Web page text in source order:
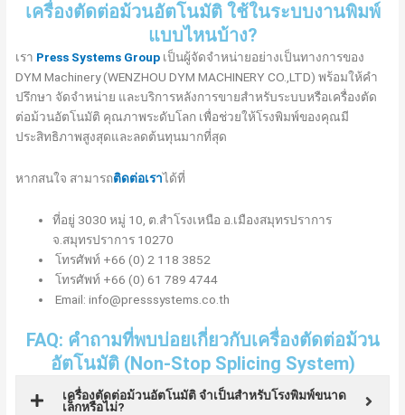
เครื่องตัดต่อม้วนอัตโนมัติ ใช้ในระบบงานพิมพ์
แบบไหนบ้าง?
เรา Press Systems Group เป็นผู้จัดจำหน่ายอย่างเป็นทางการของ
DYM Machinery (WENZHOU DYM MACHINERY CO.,LTD) พร้อมให้คำ
ปรึกษา จัดจำหน่าย และบริการหลังการขายสำหรับระบบหรือเครื่องตัด
ต่อม้วนอัตโนมัติ คุณภาพระดับโลก เพื่อช่วยให้โรงพิมพ์ของคุณมี
ประสิทธิภาพสูงสุดและลดต้นทุนมากที่สุด
หากสนใจ สามารถติดต่อเราได้ที่
ที่อยู่ 3030 หมู่ 10, ต.สำโรงเหนือ อ.เมืองสมุทรปราการ
จ.สมุทรปราการ 10270
โทรศัพท์ +66 (0) 2 118 3852
โทรศัพท์ +66 (0) 61 789 4744
Email: info@presssystems.co.th
FAQ: คำถามที่พบบ่อยเกี่ยวกับเครื่องตัดต่อม้วน
อัตโนมัติ (Non-Stop Splicing System)
เครื่องตัดต่อม้วนอัตโนมัติ จำเป็นสำหรับโรงพิมพ์ขนาด
เล็กหรือไม่?